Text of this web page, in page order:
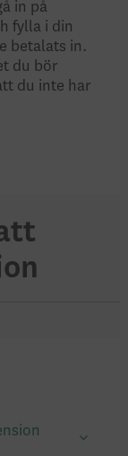
in på
fylla i din
betalats in.
du bör
du inte har